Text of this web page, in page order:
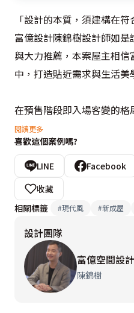
「設計的本質，須建構在
富億設計陳錦樹設計師如
與大力推薦，本案屋主相
中，打造貼近需求與生活美
在預售階段即入場客變的
的稚齡學童需求，在客廳後
用的加長書桌，而須由父母
線範圍內的餐桌獨立使用
能，可切換大電視模式輕鬆
合空間機能，達到環環相扣
透過隱藏式櫃體的收納規
條，和煦窗光灑落，在橡
影，氤氳而出的靜謐優雅
因子，從環境的改變，影
閱讀更多
喜歡這個案例嗎?
LINE Facebook
收藏
相關標籤
#現代風 #新成屋
設計團隊
富億空間設計
陳錦樹